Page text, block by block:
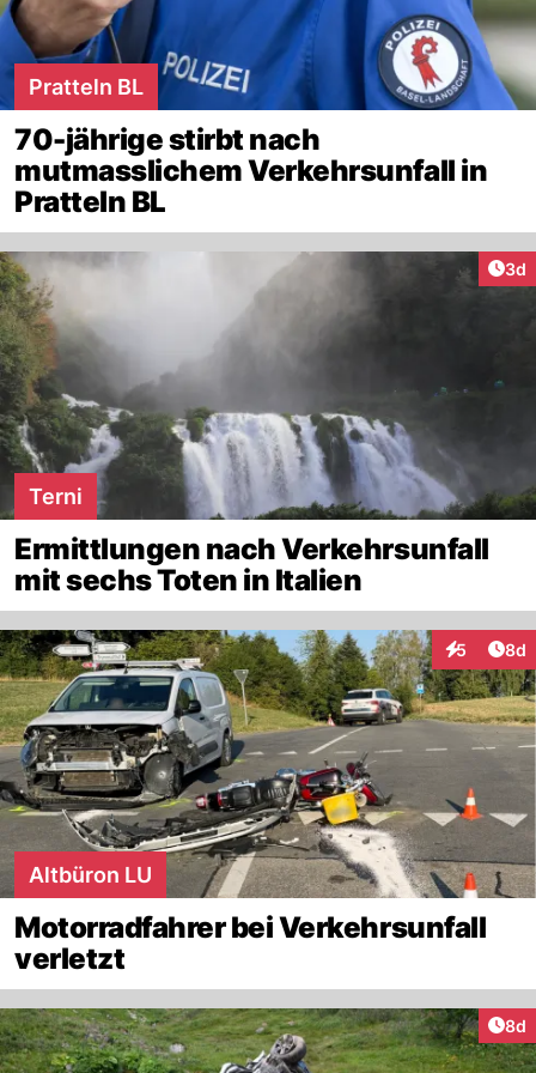
Pratteln BL
70-jährige stirbt nach
mutmasslichem Verkehrsunfall in
Pratteln BL
3d
Terni
Ermittlungen nach Verkehrsunfall
mit sechs Toten in Italien
5 8d
Altbüron LU
Motorradfahrer bei Verkehrsunfall
verletzt
8d